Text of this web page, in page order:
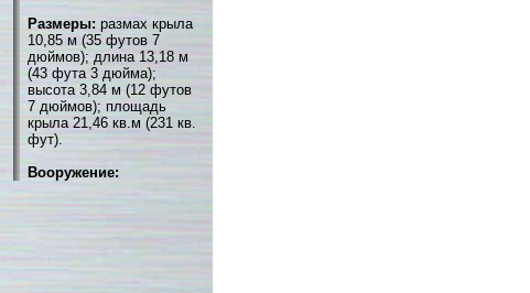
Размеры: размах крыла
10,85 м (35 футов 7
дюймов); длина 13,18 м
(43 фута 3 дюйма);
высота 3,84 м (12 футов
7 дюймов); площадь
крыла 21,46 кв.м (231 кв.
фут).
Вооружение: